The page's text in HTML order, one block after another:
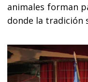
animales forman
donde la tradición